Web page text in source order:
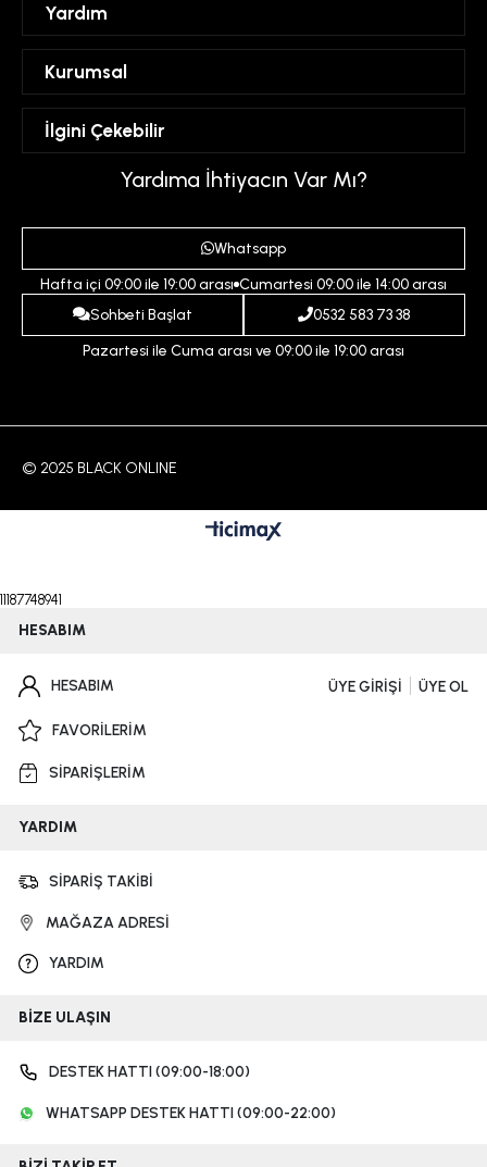
Yardım
Hesabım
Favorilerim
Kurumsal
Mesafeli Satış Sözleşmesi
Üyelik Sözleşmesi
Gizlilik ve Güvenlik Politikası
Ödeme ve Teslimat Koşulları
İptal ve İade Koşulları
İlgini Çekebilir
İndirim
Yardıma İhtiyacın Var Mı?
Whatsapp
Hafta içi 09:00 ile 19:00 arası Cumartesi 09:00 ile 14:00 arası
Sohbeti Başlat
0532 583 73 38
Pazartesi ile Cuma arası ve 09:00 ile 19:00 arası
© 2025 BLACK ONLINE
11187748941
HESABIM
HESABIM ÜYE GİRİŞİ ÜYE OL
FAVORİLERİM
SİPARİŞLERİM
YARDIM
SİPARİŞ TAKİBİ
MAĞAZA ADRESİ
YARDIM
BİZE ULAŞIN
DESTEK HATTI (09:00-18:00)
WHATSAPP DESTEK HATTI (09:00-22:00)